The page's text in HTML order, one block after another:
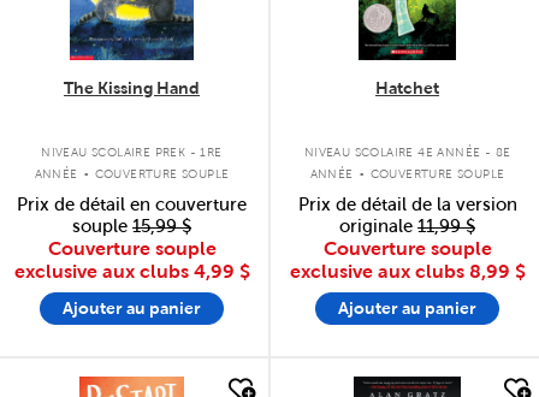
The Kissing Hand
NIVEAU SCOLAIRE PREK - 1RE
ANNÉE . COUVERTURE SOUPLE
Prix de détail en couverture
souple 15,99 $
Couverture souple
exclusive aux clubs 4,99 $
Ajouter au panier
Hatchet
NIVEAU SCOLAIRE 4E ANNÉE - 8E
ANNÉE . COUVERTURE SOUPLE
Prix de détail de la version
originale 11,99 $
Couverture souple
exclusive aux clubs 8,99 $
Ajouter au panier
quick look quick look